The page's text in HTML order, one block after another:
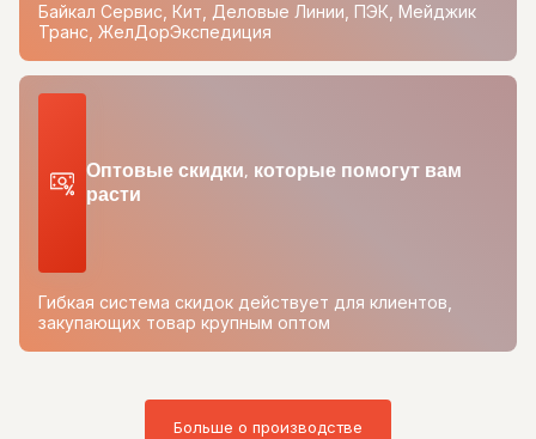
Байкал Сервис, Кит, Деловые Линии, ПЭК, Мейджик
Транс, ЖелДорЭкспедиция
Оптовые скидки, которые помогут вам
расти
Гибкая система скидок действует для клиентов,
закупающих товар крупным оптом
Больше о производстве